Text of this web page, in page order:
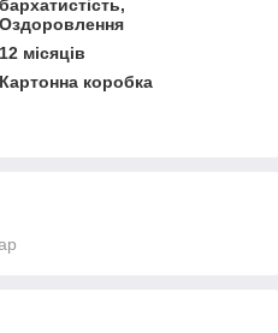
бархатистість,
Оздоровлення
12 місяців
Картонна коробка